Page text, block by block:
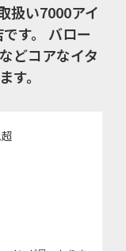
扱い7000アイ
す。
バロー
どコアなイタ
す。